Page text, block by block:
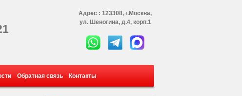
Адрес : 123308, г.Москва,
ул. Шеногина, д.4, корп.1
Обратная связь Контакты